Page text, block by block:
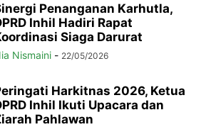
Penanganan Karhutla,
Inhil Hadiri Rapat
Siaga Darurat
Nismaini - 22/05/2026
Harkitnas 2026, Ketua
Inhil Ikuti Upacara dan
Pahlawan